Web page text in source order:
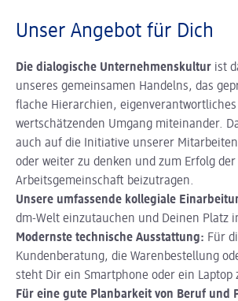
Unser Angebot für Dich
Die dialogische Unternehmenskultur ist
unseres gemeinsamen Handelns, das
flache Hierarchien,
wertschätzenden Umgang miteinander.
auch auf die Initiative unserer
oder weiter zu denken und zum Erfolg der
Arbeitsgemeinschaft beizutragen.
Unsere umfassende kollegiale
dm-Welt einzutauchen und Deinen Platz
Modernste technische Ausstattung: Für
Kundenberatung, die Warenbestellung
steht Dir ein Smartphone oder ein Laptop
Für eine gute Planbarkeit von Beruf und